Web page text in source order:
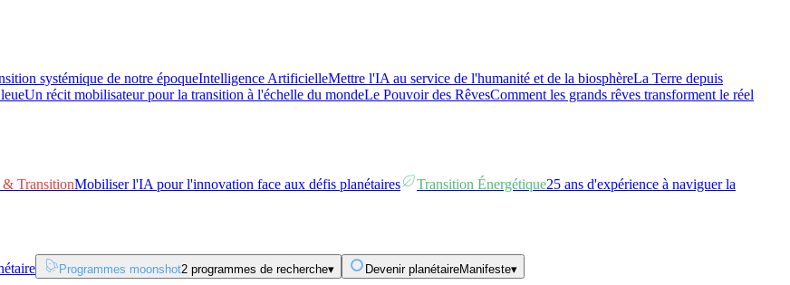
systémique de notre époqueIntelligence ArtificielleMettre l'IA au service de l'humanité et de la biosphèreLa Terre depuis
Un récit mobilisateur pour la transition à l'échelle du mondeLe Pouvoir des RêvesComment les grands rêves transforment le réel
TransitionMobiliser l'IA pour l'innovation face aux défis planétaires Transition Énergétique25 ans d'expérience à naviguer la
Programmes moonshot2 programmes de recherche▾ Devenir planétaireManifeste▾